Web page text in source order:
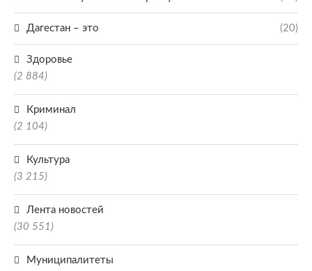
Дагестан – это (20)
Здоровье
(2 884)
Криминал
(2 104)
Культура
(3 215)
Лента новостей
(30 551)
Муниципалитеты